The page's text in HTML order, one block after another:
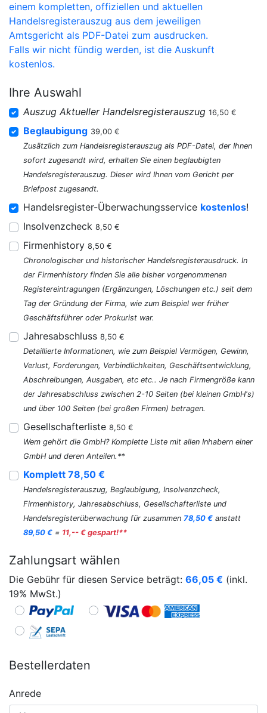
einem kompletten, offiziellen und aktuellen
Handelsregisterauszug aus dem jeweiligen
Amtsgericht als PDF-Datei zum ausdrucken.
Falls wir nicht fündig werden, ist die Auskunft
kostenlos.
Ihre Auswahl
Auszug Aktueller Handelsregisterauszug 16,50 €
Beglaubigung 39,00 €
Zusätzlich zum Handelsregisterauszug als PDF-Datei, der Ihnen
sofort zugesandt wird, erhalten Sie einen beglaubigten
Handelsregisterauszug. Dieser wird Ihnen vom Gericht per
Briefpost zugesandt.
Handelsregister-Überwachungsservice kostenlos!
Insolvenzcheck 8,50 €
Firmenhistory 8,50 €
Chronologischer und historischer Handelsregisterausdruck. In
der Firmenhistory finden Sie alle bisher vorgenommenen
Registereintragungen (Ergänzungen, Löschungen etc.) seit dem
Tag der Gründung der Firma, wie zum Beispiel wer früher
Geschäftsführer oder Prokurist war.
Jahresabschluss 8,50 €
Detaillierte Informationen, wie zum Beispiel Vermögen, Gewinn,
Verlust, Forderungen, Verbindlichkeiten, Geschäftsentwicklung,
Abschreibungen, Ausgaben, etc etc.. Je nach Firmengröße kann
der Jahresabschluss zwischen 2-10 Seiten (bei kleinen GmbH's)
und über 100 Seiten (bei großen Firmen) betragen.
Gesellschafterliste 8,50 €
Wem gehört die GmbH? Komplette Liste mit allen Inhabern einer
GmbH und deren Anteilen.**
Komplett 78,50 €
Handelsregisterauszug, Beglaubigung, Insolvenzcheck,
Firmenhistory, Jahresabschluss, Gesellschafterliste und
Handelsregisterüberwachung für zusammen 78,50 € anstatt
89,50 € = 11,-- € gespart!**
Zahlungsart wählen
Die Gebühr für diesen Service beträgt: 66,05 € (inkl.
19% MwSt.)
Bestellerdaten
Anrede